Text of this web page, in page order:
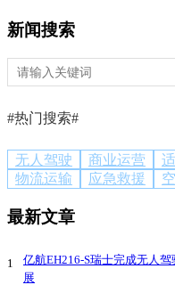
新闻搜索
#热门搜索#
无人驾驶 商业运营
物流运输
应急救援
最新文章
1
亿航EH216-S瑞士完成无人
展